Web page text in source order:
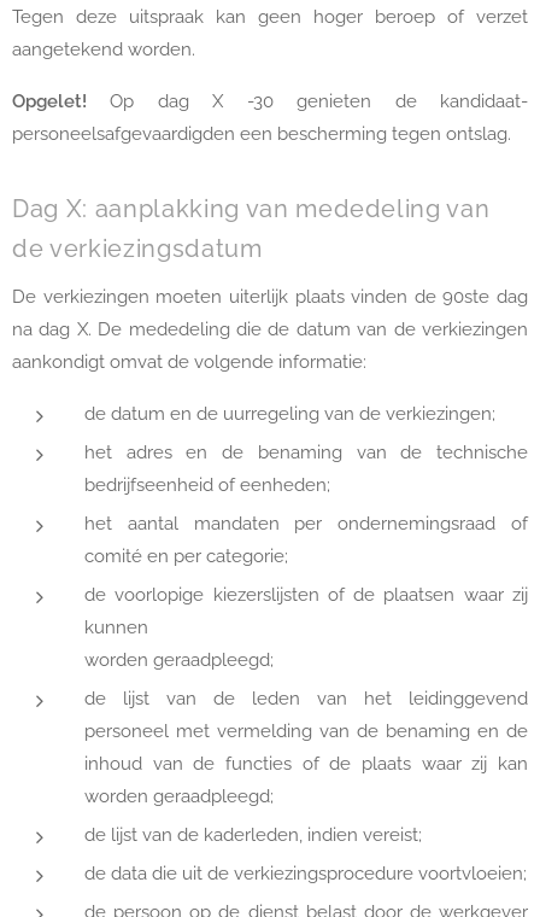
Tegen deze uitspraak kan geen hoger beroep of verzet
aangetekend worden.
Opgelet! Op dag X -30 genieten de kandidaat-
personeelsafgevaardigden een bescherming tegen ontslag.
Dag X: aanplakking van mededeling van
de verkiezingsdatum
De verkiezingen moeten uiterlijk plaats vinden de 90ste dag
na dag X. De mededeling die de datum van de verkiezingen
aankondigt omvat de volgende informatie:
de datum en de uurregeling van de verkiezingen;
het adres en de benaming van de technische
bedrijfseenheid of eenheden;
het aantal mandaten per ondernemingsraad of
comité en per categorie;
de voorlopige kiezerslijsten of de plaatsen waar zij
kunnen
worden geraadpleegd;
de lijst van de leden van het leidinggevend
personeel met vermelding van de benaming en de
inhoud van de functies of de plaats waar zij kan
worden geraadpleegd;
de lijst van de kaderleden, indien vereist;
de data die uit de verkiezingsprocedure voortvloeien;
de persoon op de dienst belast door de werkgever